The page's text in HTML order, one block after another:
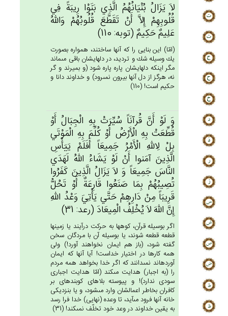
لاَ يَزَال‌ُ بُنْيَانُهُم‌ُ الَّذِي‌ بَنَوْا رِيبَة‌ً فِي‌
قُلُوبِهِم‌ْ إِلاَّ أَنْ‌ تَقَطَّع‌َ قُلُوبُهُم‌ْ وَالله‌ُ
عَلِيم‌ٌ حَكِيم‌ٌ (توبه: 110)
(امّا) اين بنايى را كه آنها ساختند، همواره بصورت
يك وسيله شك و ترديد، در دلهايشان باقى مى‏ماند
مگر اينكه دلهايشان پاره پاره شود (و بميرند و گر
نه، هرگز از دل آنها بيرون نمى‏رود) و خداوند دانا و
حكيم است! (110)
وَ لَوْ أَن‌َّ قُرآنَاً سُيِّرَت‌ْ بِه‌ِ الْجِبَال‌ُ أَوْ
قُطِّعَت‌ْ بِه‌ِ الْأَرْض‌ُ أَوْ كُلِّم‌َ بِه‌ِ الْمَوْتَي‌
بِلْ‌ لِالله‌ِ الْأَمْرُ جَمِيعَاً أَفَلَم‌ْ يَيَأْس‌ِ
الَّذِين‌َ آمَنوا أَنْ‌ لَوْ يَشَاءُ الله‌ُ لَهَدَي‌
النَّاس‌َ جَمِيعَاً وَ لاَ يَزَال‌ُ الَّذِين‌َ كَفَرُوا
تُصِيبُهُمْ‌ بِمَا صَنَعُوا قَارِعَة‌ٌ أَوْ تَحُل‌ُّ
قَرِيبَاً مِنْ‌ دَارِهِم‌ْ حَتَّي‌ يَأْتِي‌َ وَعْدُ الله‌ِ
إِن‌َّ الله‌َ لاَ يُخْلِف‌ُ الْمِيعَادَ (رعد: 31)
اگر بوسيله قرآن، كوه‏ها به حركت درآيند يا زمينها
قطعه قطعه شوند، يا بوسيله آن با مردگان سخن
گفته شود، (باز هم ايمان نخواهند آورد!) ولى
همه كارها در اختيار خداست! آيا آنها كه ايمان
آورده‏اند نمى‏دانند كه اگر خدا بخواهد همه مردم
را (به اجبار) هدايت مى‏كند (امّا هدايت اجبارى
سودى ندارد)! و پيوسته بلاهاى كوبنده‏اى بر
كافران بخاطر اعمالشان وارد مى‏شود، و يا بنزديكى
خانه آنها فرود مى‏آيد، تا وعده (نهايى) خدا فرا رسد
به يقين خداوند در وعد خود تخلّف نمى‏كند! (31)